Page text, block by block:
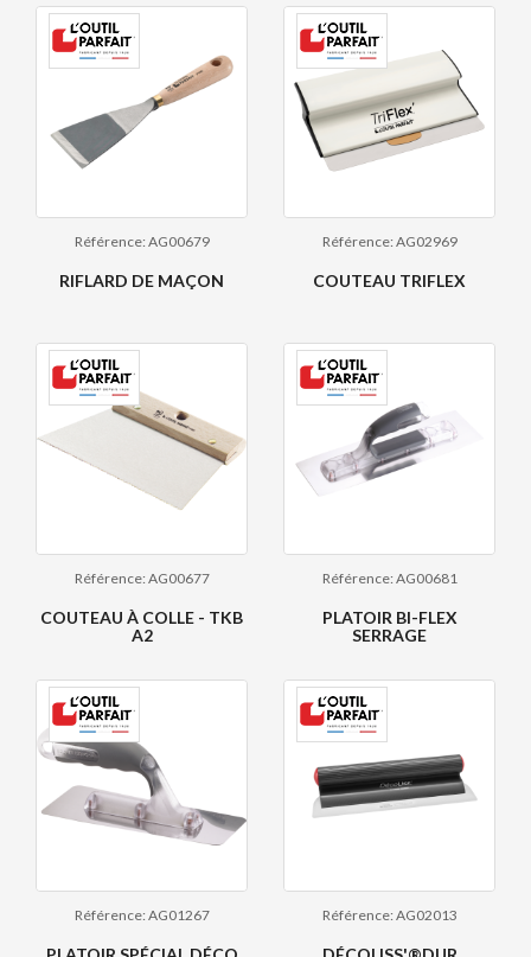
Référence: AG00679
RIFLARD DE MAÇON
Référence: AG02969
COUTEAU TRIFLEX
Référence: AG00677
COUTEAU À COLLE - TKB
A2
Référence: AG00681
PLATOIR BI-FLEX
SERRAGE
Référence: AG01267 Référence: AG02013